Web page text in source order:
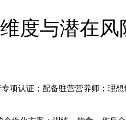
度与潜在风
项认证；配备驻营营养师；理